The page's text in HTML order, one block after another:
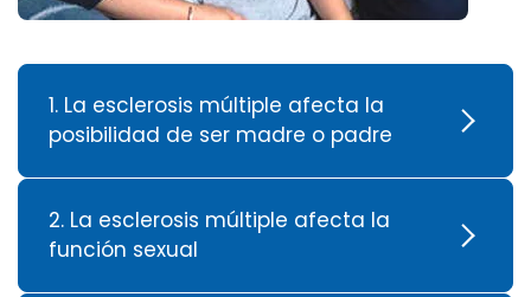
1. La esclerosis múltiple afecta la
posibilidad de ser madre o padre
2. La esclerosis múltiple afecta la
función sexual